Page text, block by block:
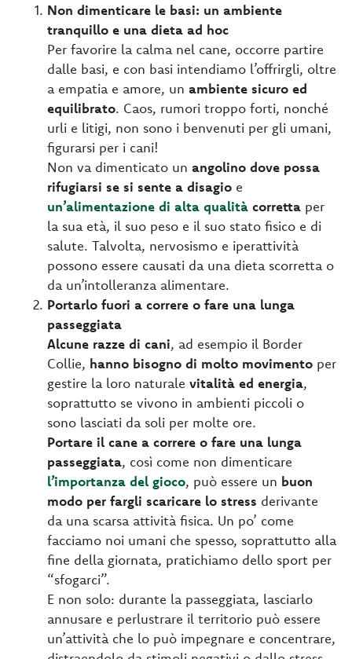
Non dimenticare le basi: un ambiente
tranquillo e una dieta ad hoc
Per favorire la calma nel cane, occorre partire
dalle basi, e con basi intendiamo l’offrirgli, oltre
a empatia e amore, un ambiente sicuro ed
equilibrato. Caos, rumori troppo forti, nonché
urli e litigi, non sono i benvenuti per gli umani,
figurarsi per i cani!
Non va dimenticato un angolino dove possa
rifugiarsi se si sente a disagio e
un’alimentazione di alta qualità corretta per
la sua età, il suo peso e il suo stato fisico e di
salute. Talvolta, nervosismo e iperattività
possono essere causati da una dieta scorretta o
da un’intolleranza alimentare.
Portarlo fuori a correre o fare una lunga
passeggiata
Alcune razze di cani, ad esempio il Border
Collie, hanno bisogno di molto movimento per
gestire la loro naturale vitalità ed energia,
soprattutto se vivono in ambienti piccoli o
sono lasciati da soli per molte ore.
Portare il cane a correre o fare una lunga
passeggiata, così come non dimenticare
l’importanza del gioco, può essere un buon
modo per fargli scaricare lo stress derivante
da una scarsa attività fisica. Un po’ come
facciamo noi umani che spesso, soprattutto alla
fine della giornata, pratichiamo dello sport per
“sfogarci”.
E non solo: durante la passeggiata, lasciarlo
annusare e perlustrare il territorio può essere
un’attività che lo può impegnare e concentrare,